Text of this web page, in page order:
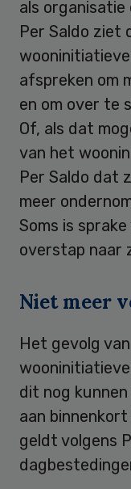
als
Per Saldo ziet
afspreken om
en om over te
Of, als dat
van het
Per Saldo dat
meer
Soms is
overstap naar
Niet meer
Het gevolg
dit nog kunnen
aan
geldt volgens